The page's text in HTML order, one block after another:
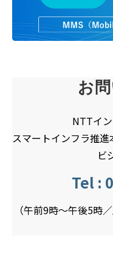
お
NTTイ
スマートインフラ推
ビ
Tel :
（午前9時～午後5時